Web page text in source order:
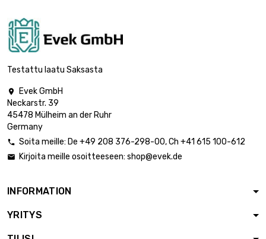
pituus : 0.3 Meter
halkaisija : 3mm
pituus : 0.4 Meter
pituus : 0.5 Meter
Testattu laatu Saksasta

Evek GmbH
Neckarstr. 39
45478 Mülheim an der Ruhr
Germany
 Soita meille: De +49 208 376-298-00, Ch +41 615 100-612
 Kirjoita meille osoitteeseen: shop@evek.de
INFORMATION
YRITYS